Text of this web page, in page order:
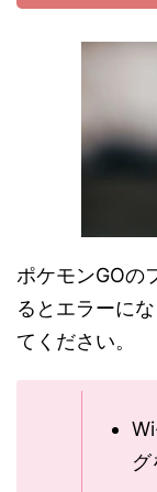
ポケモンGOの
るとエラーに
てください。